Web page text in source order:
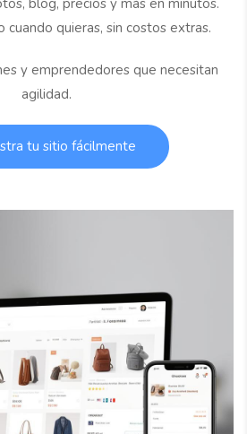
blog, precios y más en minutos.
cuando quieras, sin costos extras.
y emprendedores que necesitan
agilidad.
tu sitio fácilmente